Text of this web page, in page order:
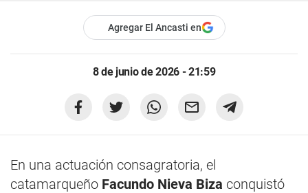
Agregar El Ancasti en
8 de junio de 2026 - 21:59
En una actuación consagratoria, el
catamarqueño Facundo Nieva Biza conquistó